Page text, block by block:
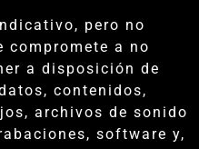
pero no
compromete a no
a disposición de
contenidos,
archivos de sonido
software y,